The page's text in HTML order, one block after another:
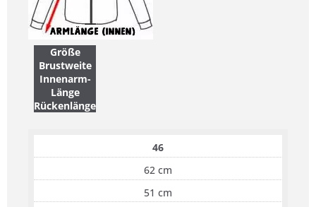
Größe
Brustweite
Innenarm-
Länge
Rückenlänge
46
62 cm
51 cm